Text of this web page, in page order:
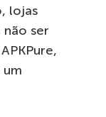
lojas
ser